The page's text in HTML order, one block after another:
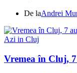
De laAndrei
Azi in Cluj
Vremea în Cluj,